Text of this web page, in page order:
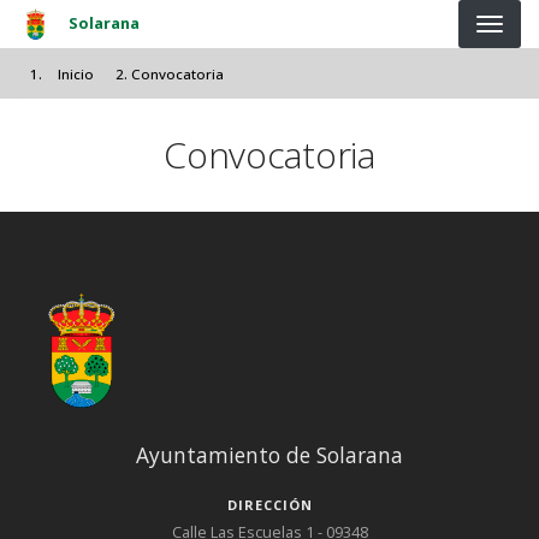
Pasar al contenido principal
Solarana
Inicio Convocatoria
Convocatoria
Ayuntamiento de Solarana
DIRECCIÓN
Calle Las Escuelas 1 - 09348